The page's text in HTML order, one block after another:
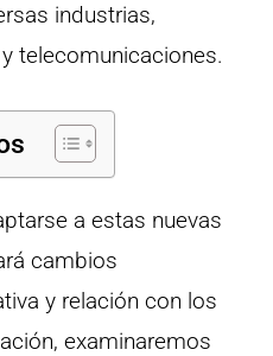
industrias,
telecomunicaciones.
a estas nuevas
cambios
y relación con los
examinaremos